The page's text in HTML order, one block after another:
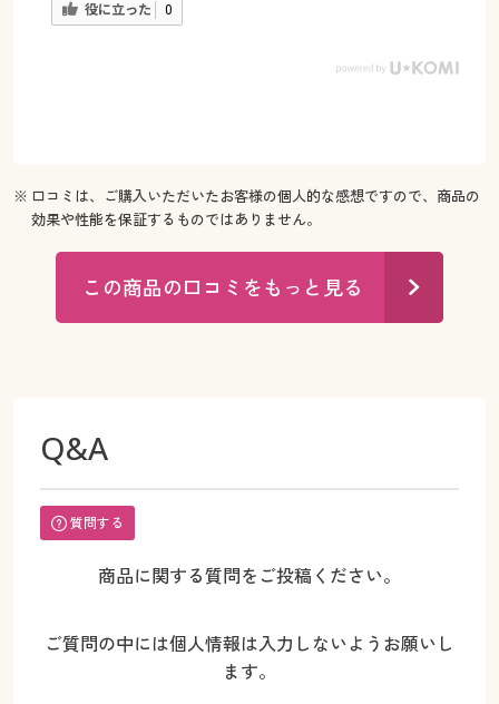
役に立った 0
※ 口コミは、ご購入いただいたお客様の個人的な感想ですので、商品の
効果や性能を保証するものではありません。
この商品の口コミをもっと見る
Q&A
質問する
商品に関する質問をご投稿ください。
ご質問の中には個人情報は入力しないようお願いし
ます。